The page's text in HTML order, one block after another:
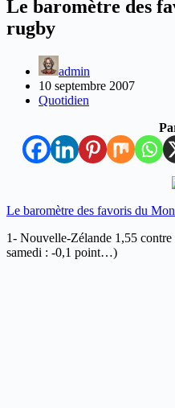
Le baromètre des
rugby
admin
10 septembre 2007
Quotidien
Le baromètre des favoris du
1- Nouvelle-Zélande 1,55
samedi : -0,1 point…)